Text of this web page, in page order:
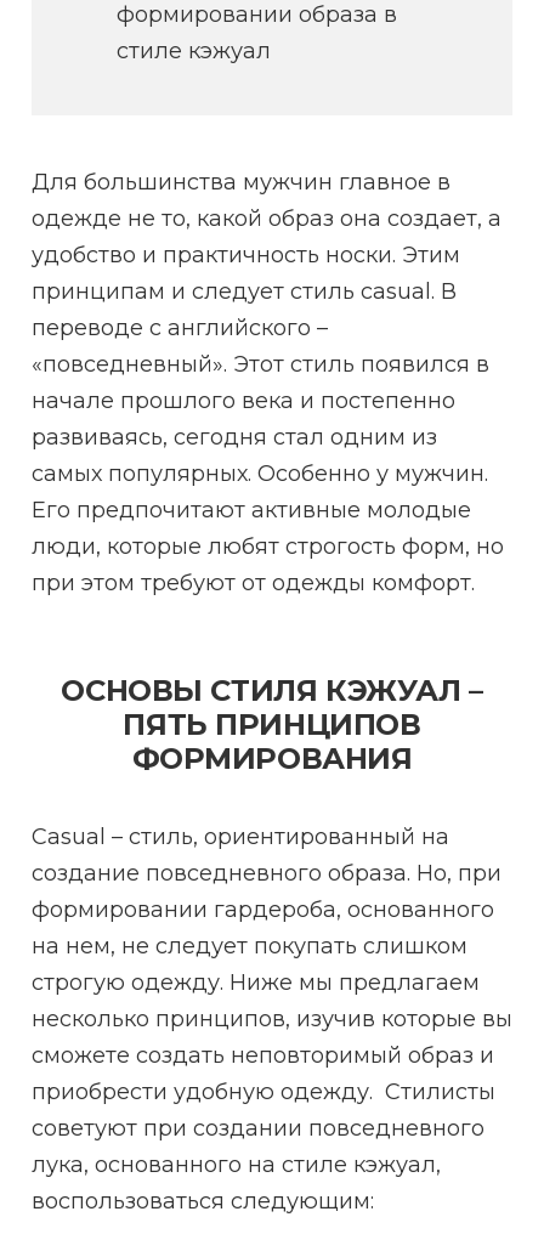
формировании образа в
стиле кэжуал
Для большинства мужчин главное в
одежде не то, какой образ она создает, а
удобство и практичность носки. Этим
принципам и следует стиль casual. В
переводе с английского –
«повседневный». Этот стиль появился в
начале прошлого века и постепенно
развиваясь, сегодня стал одним из
самых популярных. Особенно у мужчин.
Его предпочитают активные молодые
люди, которые любят строгость форм, но
при этом требуют от одежды комфорт.
ОСНОВЫ СТИЛЯ КЭЖУАЛ –
ПЯТЬ ПРИНЦИПОВ
ФОРМИРОВАНИЯ
Casual – стиль, ориентированный на
создание повседневного образа. Но, при
формировании гардероба, основанного
на нем, не следует покупать слишком
строгую одежду. Ниже мы предлагаем
несколько принципов, изучив которые вы
сможете создать неповторимый образ и
приобрести удобную одежду. Стилисты
советуют при создании повседневного
лука, основанного на стиле кэжуал,
воспользоваться следующим: